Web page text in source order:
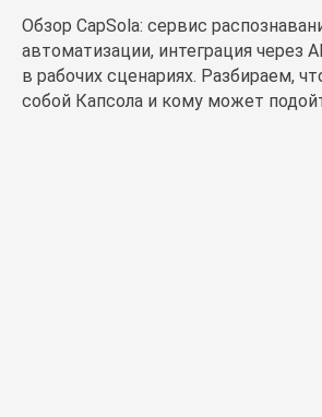
Обзор CapSola: сервис
автоматизации, интеграция через
в рабочих сценариях. Разбираем,
собой Капсола и кому может